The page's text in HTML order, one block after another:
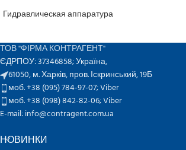
Гидравлическая аппаратура
ТОВ "ФІРМА КОНТРАГЕНТ"
ЄДРПОУ: 37346858; Україна,
61050, м. Харків, пров. Іскринський, 19Б
моб. +38 (095) 784-97-07;Viber
моб. +38 (098) 842-82-06;Viber
E-mail: info@contragent.com.ua
НОВИНКИ